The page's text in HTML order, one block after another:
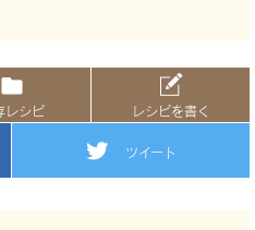
レシピ レシピを書く
ツイート